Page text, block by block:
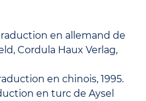
en allemand de
Cordula Haux Verlag,
en chinois, 1995.
en turc de Aysel